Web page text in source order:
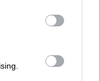
καμένων
μόλις μέρες
να μην ασφαλίζεται!